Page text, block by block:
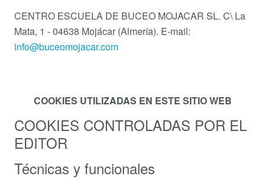
CENTRO ESCUELA DE BUCEO MOJACAR SL. C\ La
Mata, 1 - 04638 Mojácar (Almería). E-mail:
info@buceomojacar.com
COOKIES UTILIZADAS EN ESTE SITIO WEB
COOKIES CONTROLADAS POR EL
EDITOR
Técnicas y funcionales